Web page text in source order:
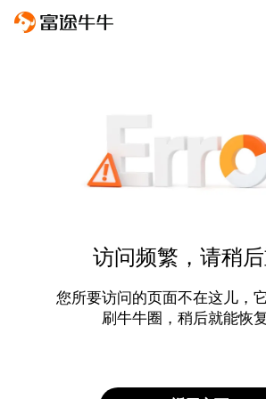
访问频繁，请稍
您所要访问的页面不在这儿，
刷牛牛圈，稍后就能恢